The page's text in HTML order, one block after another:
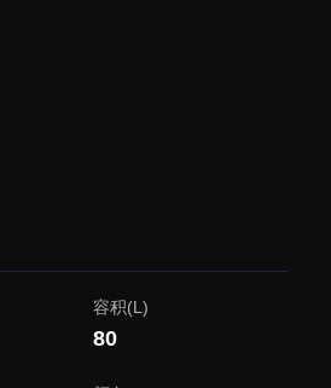
容积(L)
80